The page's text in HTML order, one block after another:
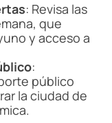
: Revisa las
que
y acceso a
:
público
la ciudad de